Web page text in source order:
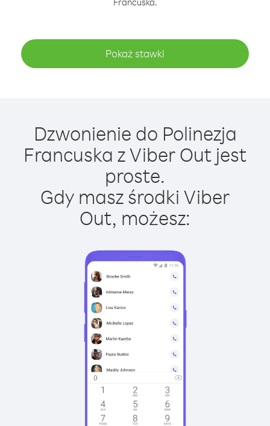
Pokaż stawki
Dzwonienie do Polinezja
Francuska z Viber Out jest
proste.
Gdy masz środki Viber
Out, możesz: